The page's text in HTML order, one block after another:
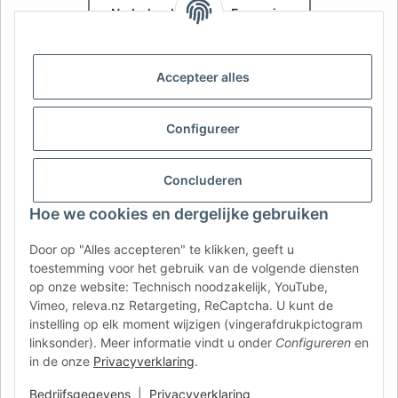
Accepteer alles
Configureer
Concluderen
Hoe we cookies en dergelijke gebruiken
Door op "Alles accepteren" te klikken, geeft u
toestemming voor het gebruik van de volgende diensten
op onze website: Technisch noodzakelijk, YouTube,
Vimeo, releva.nz Retargeting, ReCaptcha. U kunt de
instelling op elk moment wijzigen (vingerafdrukpictogram
linksonder). Meer informatie vindt u onder Configureren en
in de onze Privacyverklaring.
Bedrijfsgegevens Privacyverklaring
Nederlands Français
Uw specialist in onderdelen voor aanhangwagens | Votre
spécialiste en pièces détachées pour remorques
Contact: info@afatek.com
AFATEK INTERNATIONAL – SELECT REGION & LANGUAGE | KIES
CH (DE)
CH (IT) BE (NL) BE (FR)
FR IT ES DK PL
UK NZ USA MX PT
SE FI CZ HU SK